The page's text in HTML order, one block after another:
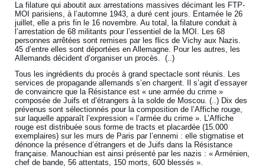
La filature qui aboutit aux arrestations massives décimant les FTP-
MOI parisiens, à l’automne 1943, a duré cent jours. Entamée le 26
juillet, elle a pris fin le 16 novembre. Au total, la filature conduit à
l’arrestation de 68 militants pour l’essentiel de la MOI. Les 68
personnes arrêtées sont remises par les flics de Vichy aux Nazis.
45 d’entre elles sont déportées en Allemagne. Pour les autres, les
Allemands décident d’organiser un procès. (..)
Tous les ingrédients du procès à grand spectacle sont réunis. Les
services de propagande allemands s’en chargent. Il s’agit d’essayer
de convaincre que la Résistance est « une armée du crime »
composée de Juifs et d’étrangers à la solde de Moscou. (..) Dix des
prévenus sont sélectionnés pour la composition de l’Affiche rouge,
sur laquelle apparaît l’expression « l’armée du crime ». L’Affiche
rouge est distribuée sous forme de tracts et placardée (15.000
exemplaires) sur les murs de Paris par l’ennemi : elle stigmatise et
dénonce la présence d’étrangers et de Juifs dans la Résistance
française. Manouchian est ainsi présenté par les nazis : « Arménien,
chef de bande, 56 attentats, 150 morts, 600 blessés ».